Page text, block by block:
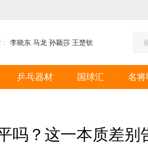
李晓东 马龙 孙颖莎 王楚钦
乒乓器材 国球汇 名将
吗？这一本质差别